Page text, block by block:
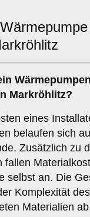
Markröhlitz?
eines
belaufen sich
Zusätzlich zu
fallen
selbst an. Die
Komplexität
Materialien